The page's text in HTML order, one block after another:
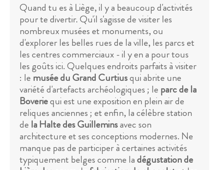
Quand tu es à Liège, il y a beaucoup d'activités
pour te divertir. Qu'il s'agisse de visiter les
nombreux musées et monuments, ou
d'explorer les belles rues de la ville, les parcs et
les centres commerciaux - il y en a pour tous
les goûts ici. Quelques endroits parfaits à visiter
: le musée du Grand Curtiusqui abrite une
variété d'artefacts archéologiques ; le parc de la
Boveriequi est une exposition en plein air de
reliques anciennes ; et enfin, la célèbre station
de la Halte des Guilleminsavec son
architecture et ses conceptions modernes. Ne
manque pas de participer à certaines activités
typiquement belges comme ladégustation de